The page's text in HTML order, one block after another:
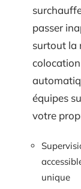
passer
surtout la
équipes
votre
unique